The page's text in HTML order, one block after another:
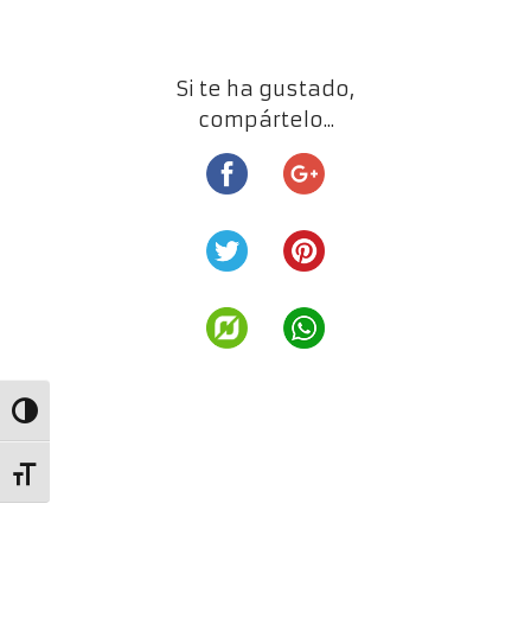
Alternar alto contraste
Alternar tamaño de letra
Si te ha gustado,
compártelo...